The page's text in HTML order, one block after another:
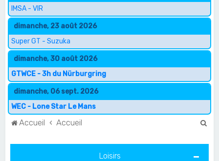
IMSA - VIR
dimanche, 23 août 2026
Super GT - Suzuka
dimanche, 30 août 2026
GTWCE - 3h du Nürburgring
dimanche, 06 sept. 2026
WEC - Lone Star Le Mans
Accueil Accueil
Loisirs